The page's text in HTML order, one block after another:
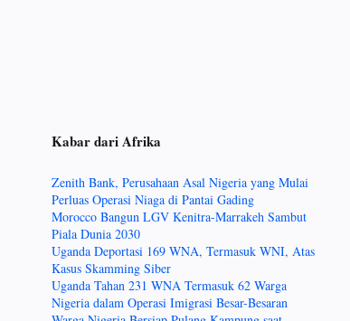
Kabar dari Afrika
Zenith Bank, Perusahaan Asal Nigeria yang Mulai
Perluas Operasi Niaga di Pantai Gading
Morocco Bangun LGV Kenitra-Marrakeh Sambut
Piala Dunia 2030
Uganda Deportasi 169 WNA, Termasuk WNI, Atas
Kasus Skamming Siber
Uganda Tahan 231 WNA Termasuk 62 Warga
Nigeria dalam Operasi Imigrasi Besar-Besaran